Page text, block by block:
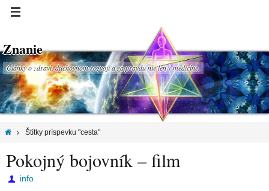
Znanie
Články o zdraví, duchovnom rozvoji a za pravdu nie len v medicíne.
Štítky príspevku "cesta"
Pokojný bojovník – film
info